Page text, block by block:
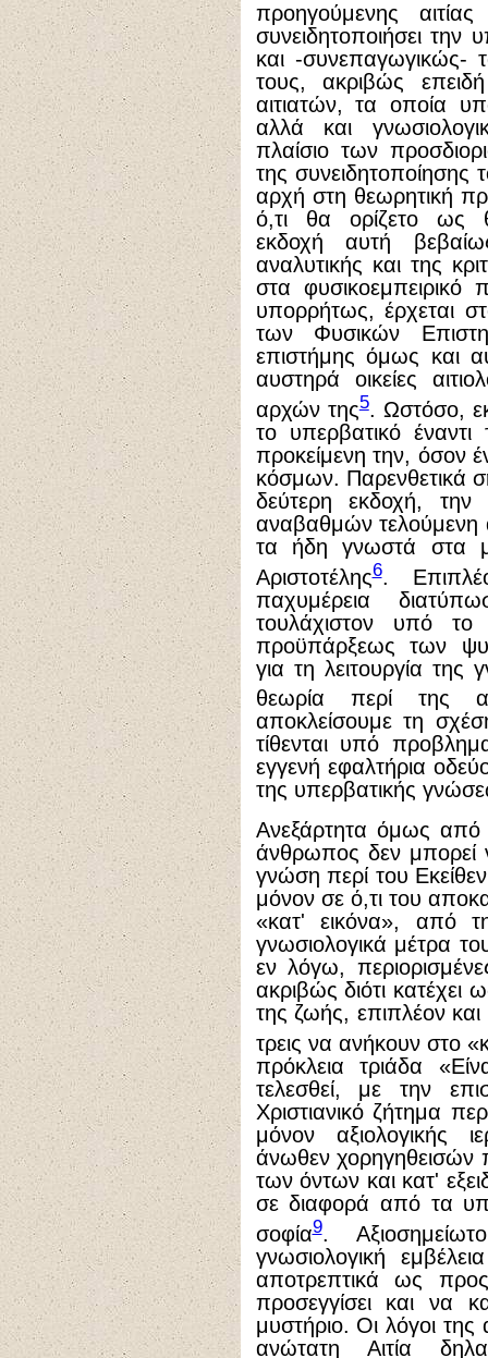
προηγούμενης
συνειδητοποιήσει την
και -συνεπαγωγικώς-
τους, ακριβώς
αιτιατών, τα οποία
αλλά και
πλαίσιο των
της
αρχή στη θεωρητική
ό,τι θα ορίζετο ως
εκδοχή αυτή
αναλυτικής και της
στα
υπορρήτως, έρχεται
των Φυσικών
επιστήμης όμως και
αυστηρά οικείες
αρχών της5. Ωστόσο, εκ
το υπερβατικό
προκείμενη την, όσον
κόσμων. Παρενθετικά
δεύτερη εκδοχή,
αναβαθμών
τα ήδη γνωστά στα
Αριστοτέλης6.
παχυμέρεια
τουλάχιστον υπό το
προϋπάρξεως των
για τη λειτουργία
θεωρία περί της
αποκλείσουμε τη
τίθενται υπό
εγγενή εφαλτήρια
της υπερβατικής
Ανεξάρτητα όμως
άνθρωπος δεν μπορεί
γνώση περί του
μόνον σε ό,τι του
«κατ' εικόνα», από
γνωσιολογικά μέτρα
εν λόγω,
ακριβώς διότι κατέχει
της ζωής, επιπλέον και
τρεις να ανήκουν στο
πρόκλεια τριάδα
τελεσθεί, με την
Χριστιανικό ζήτημα
μόνον αξιολογικής
άνωθεν χορηγηθεισών
των όντων και κατ'
σε διαφορά από τα
σοφία9.
γνωσιολογική
αποτρεπτικά ως
προσεγγίσει και να
μυστήριο. Οι λόγοι
ανώτατη Αιτία